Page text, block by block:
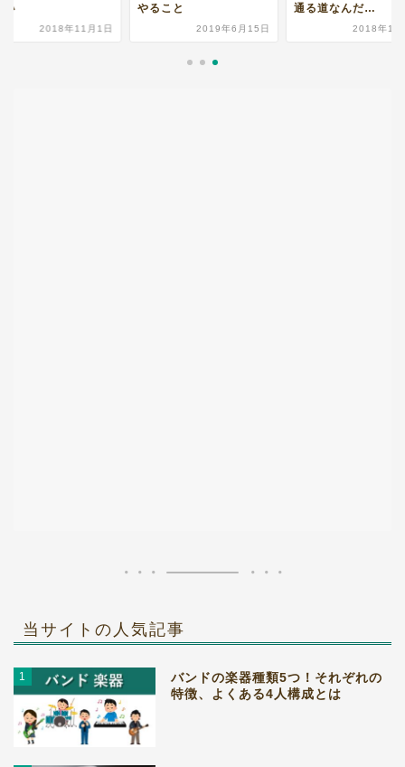
い
2018年11月1日
やること
2019年6月15日
通る道なんだ…
2018年11
当サイトの人気記事
1
バンドの楽器種類5つ！それぞれの
特徴、よくある4人構成とは